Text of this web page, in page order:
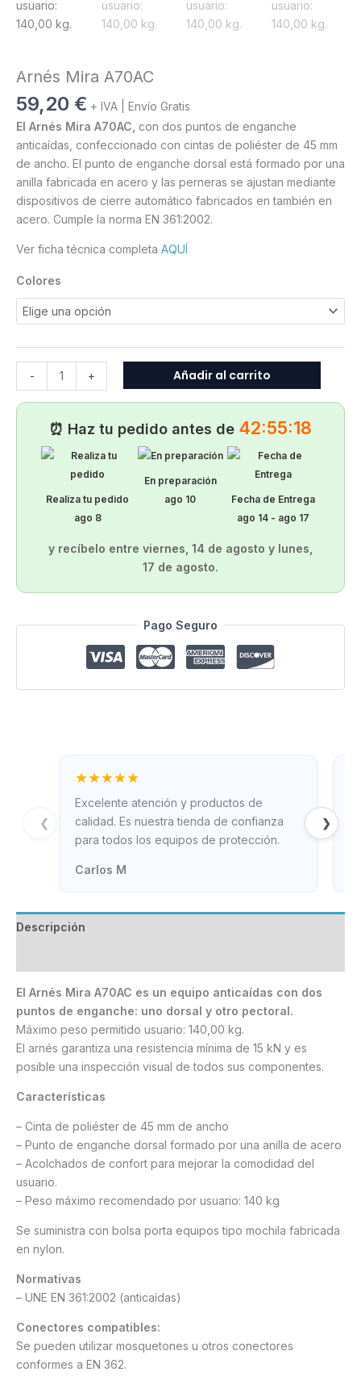
Arnés Mira A70AC
59,20 € + IVA | Envío Gratis
El Arnés Mira A70AC, con dos puntos de enganche
anticaídas, confeccionado con cintas de poliéster de 45 mm
de ancho. El punto de enganche dorsal está formado por una
anilla fabricada en acero y las perneras se ajustan mediante
dispositivos de cierre automático fabricados en también en
acero. Cumple la norma EN 361:2002.
Ver ficha técnica completa AQUÍ
Colores
- + Añadir al carrito
⏰ Haz tu pedido antes de 42:55:18
Realiza tu pedido
ago 8
En preparación
ago 10
Fecha de Entrega
ago 14 - ago 17
y recíbelo entre viernes, 14 de agosto y lunes,
17 de agosto.
Pago Seguro
❮
★★★★★
Excelente atención y productos de
calidad. Es nuestra tienda de confianza
para todos los equipos de protección.
Carlos M
❯
Descripción
El Arnés Mira A70AC es un equipo anticaídas con dos
puntos de enganche: uno dorsal y otro pectoral.
Máximo peso permitido usuario: 140,00 kg.
El arnés garantiza una resistencia mínima de 15 kN y es
posible una inspección visual de todos sus componentes.
Características
– Cinta de poliéster de 45 mm de ancho
– Punto de enganche dorsal formado por una anilla de acero
– Acolchados de confort para mejorar la comodidad del
usuario.
– Peso máximo recomendado por usuario: 140 kg
Se suministra con bolsa porta equipos tipo mochila fabricada
en nylon.
Normativas
– UNE EN 361:2002 (anticaídas)
Conectores compatibles:
Se pueden utilizar mosquetones u otros conectores
conformes a EN 362.